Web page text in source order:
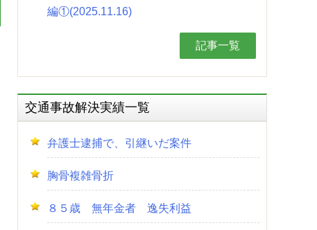
編①(2025.11.16)
記事一覧
交通事故解決実績一覧
弁護士逮捕で、引継いだ案件
胸骨複雑骨折
８５歳 無年金者 逸失利益